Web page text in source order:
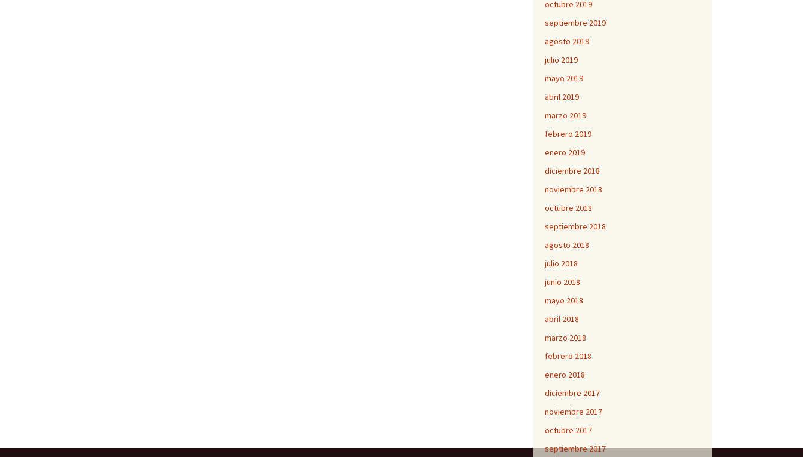
octubre 2019
septiembre 2019
agosto 2019
julio 2019
mayo 2019
abril 2019
marzo 2019
febrero 2019
enero 2019
diciembre 2018
noviembre 2018
octubre 2018
septiembre 2018
agosto 2018
julio 2018
junio 2018
mayo 2018
abril 2018
marzo 2018
febrero 2018
enero 2018
diciembre 2017
noviembre 2017
octubre 2017
septiembre 2017